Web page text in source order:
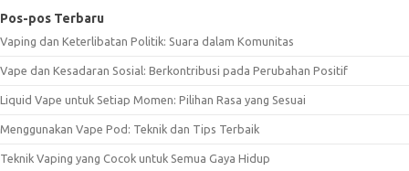
Pos-pos Terbaru
Vaping dan Keterlibatan Politik: Suara dalam Komunitas
Vape dan Kesadaran Sosial: Berkontribusi pada Perubahan Positif
Liquid Vape untuk Setiap Momen: Pilihan Rasa yang Sesuai
Menggunakan Vape Pod: Teknik dan Tips Terbaik
Teknik Vaping yang Cocok untuk Semua Gaya Hidup